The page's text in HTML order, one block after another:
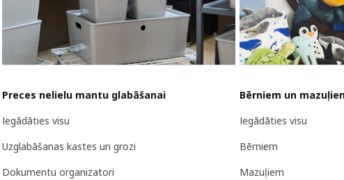
Preces nelielu mantu glabāšanai
Iegādāties visu
Uzglabāšanas kastes un grozi
Dokumentu organizatori
Bērniem un
Iegādāties visu
Bērniem
Mazuļiem